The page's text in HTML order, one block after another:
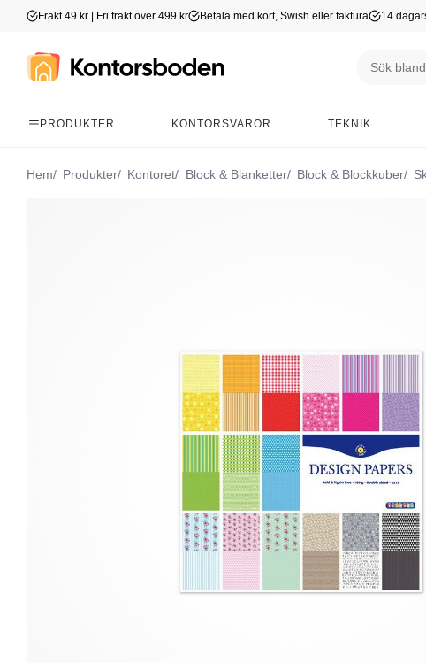
Frakt 49 kr | Fri frakt över 499 kr Betala med kort, Swish eller faktura 14
PRODUKTER KONTORSVAROR TEKNIK
Hem Produkter Kontoret Block & Blanketter Block & Blockkuber